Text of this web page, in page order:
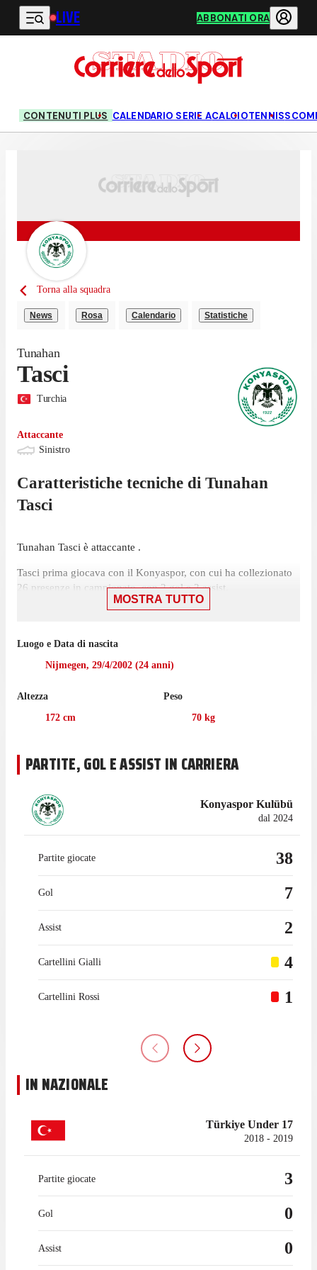
Vai al contenuto principale
LIVE ABBONATI ORA
CONTENUTI PLUS CALENDARIO SERIE ACALCIOTENNIS
Torna alla squadra
News Rosa Calendario Statistiche
Tunahan
Tasci
Turchia
Attaccante
Sinistro
Caratteristiche tecniche di Tunahan
Tasci
Tunahan Tasci è attaccante .
Tasci prima giocava con il Konyaspor, con cui ha collezionato
26 presenze in campionato, con 2 gol e 2 assist.
MOSTRA TUTTO
Luogo e Data di nascita
Nijmegen, 29/4/2002 (24 anni)
Altezza
172 cm
Peso
70 kg
PARTITE, GOL E ASSIST IN CARRIERA
Konyaspor Kulübü
dal 2024
Partite giocate 38
Gol 7
Assist 2
Cartellini Gialli 4
Cartellini Rossi 1
IN NAZIONALE
Türkiye Under 17
2018 - 2019
Partite giocate 3
Gol 0
Assist 0